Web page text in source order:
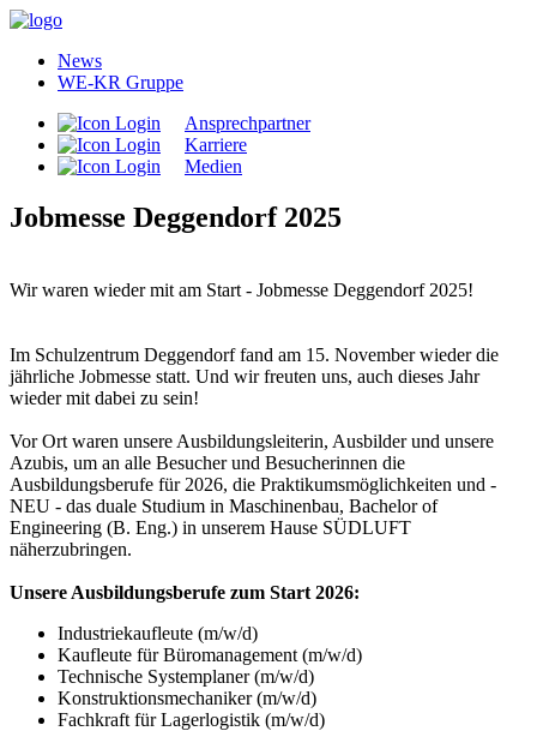
News
WE-KR Gruppe
Ansprechpartner
Karriere
Medien
Jobmesse Deggendorf 2025
Wir waren wieder mit am Start - Jobmesse Deggendorf 2025!
Im Schulzentrum Deggendorf fand am 15. November wieder die
jährliche Jobmesse statt. Und wir freuten uns, auch dieses Jahr
wieder mit dabei zu sein!
Vor Ort waren unsere Ausbildungsleiterin, Ausbilder und unsere
Azubis, um an alle Besucher und Besucherinnen die
Ausbildungsberufe für 2026, die Praktikumsmöglichkeiten und -
NEU - das duale Studium in Maschinenbau, Bachelor of
Engineering (B. Eng.) in unserem Hause SÜDLUFT
näherzubringen.
Unsere Ausbildungsberufe zum Start 2026:
Industriekaufleute (m/w/d)
Kaufleute für Büromanagement (m/w/d)
Technische Systemplaner (m/w/d)
Konstruktionsmechaniker (m/w/d)
Fachkraft für Lagerlogistik (m/w/d)